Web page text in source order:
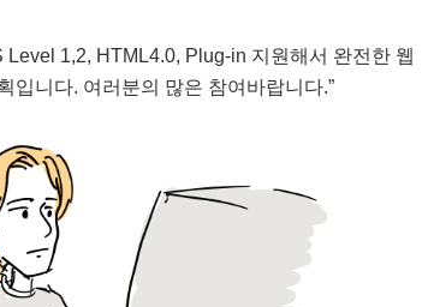
Level 1,2, HTML4.0, Plug-in 지원해서 완전한 웹
입니다. 여러분의 많은 참여바랍니다.”